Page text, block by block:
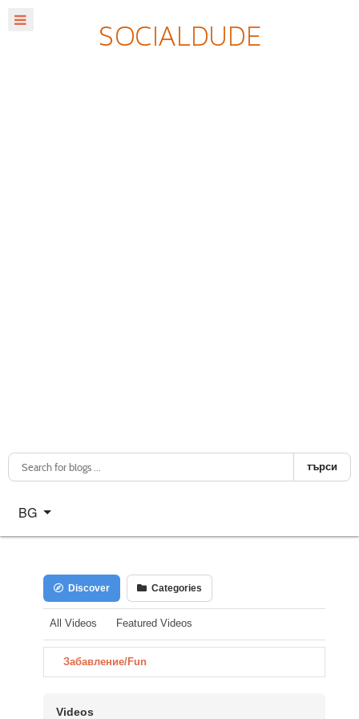
търси
Изберете език
BG
Discover Categories
All Videos Featured Videos
Забавление/Fun
Videos